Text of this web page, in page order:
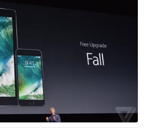
Bất động sản
Tấm lòng Việt
Vươn mình bằng AI